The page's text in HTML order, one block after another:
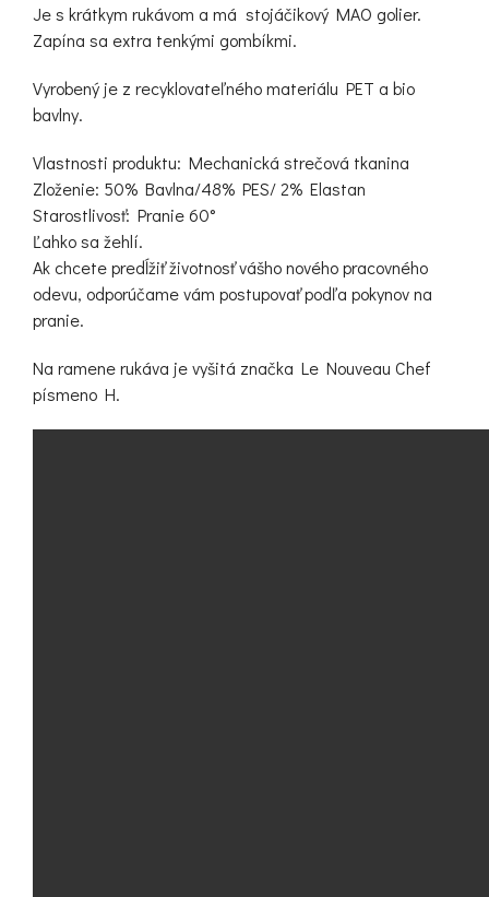
Je s krátkym rukávom a má stojáčikový MAO golier.
Zapína sa extra tenkými gombíkmi.
Vyrobený je z recyklovateľného materiálu PET a bio
bavlny.
Vlastnosti produktu: Mechanická strečová tkanina
Zloženie: 50% Bavlna/48% PES/ 2% Elastan
Starostlivosť: Pranie 60°
Ľahko sa žehlí.
Ak chcete predĺžiť životnosť vášho nového pracovného
odevu, odporúčame vám postupovať podľa pokynov na
pranie.
Na ramene rukáva je vyšitá značka Le Nouveau Chef
písmeno H.